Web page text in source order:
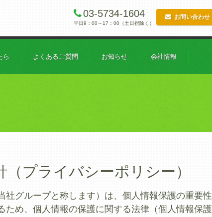
03-5734-1604
平日9：00～17：00（土日祝除く）
お問い合わせ
ら よくあるご質問 お知らせ 会社情報
プライバシーポリシー）
グループと称します）は、個人情報保護の重要性
め、個人情報の保護に関する法律（個人情報保護